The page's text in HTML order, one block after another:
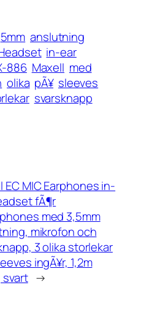
5mm anslutning
in-ear
886 Maxell med
olika pÃ¥ sleeves
svarsknapp
EC MIC Earphones in-
fÃ¶r
med 3,5mm
mikrofon och
3 olika storlekar
ingÃ¥r, 1,2m
svart →